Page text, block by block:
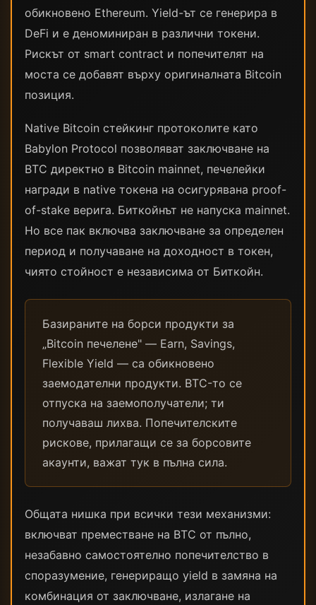
обикновено Ethereum. Yield-ът се генерира в
DeFi и е деноминиран в различни токени.
Рискът от smart contract и попечителят на
моста се добавят върху оригиналната Bitcoin
позиция.
Native Bitcoin стейкинг протоколите като
Babylon Protocol позволяват заключване на
BTC директно в Bitcoin mainnet, печелейки
награди в native токена на осигурявана proof-
of-stake верига. Биткойнът не напуска mainnet.
Но все пак включва заключване за определен
период и получаване на доходност в токен,
чиято стойност е независима от Биткойн.
Базираните на борси продукти за
„Bitcoin печелене" — Earn, Savings,
Flexible Yield — са обикновено
заемодателни продукти. BTC-то се
отпуска на заемополучатели; ти
получаваш лихва. Попечителските
рискове, прилагащи се за борсовите
акаунти, важат тук в пълна сила.
Общата нишка при всички тези механизми:
включват преместване на BTC от пълно,
незабавно самостоятелно попечителство в
споразумение, генериращо yield в замяна на
комбинация от заключване, излагане на